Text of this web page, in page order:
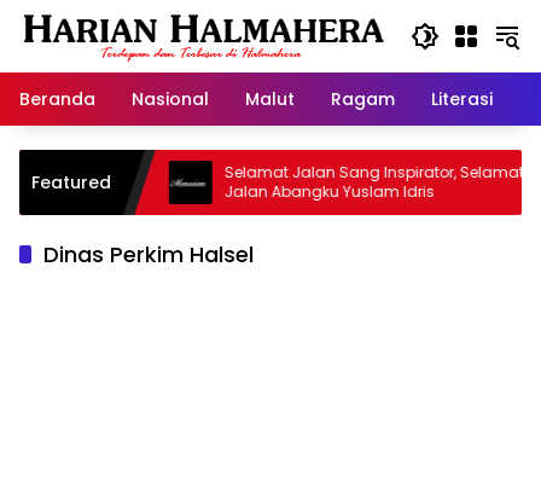
Langsung
Beranda
Nasional Malut Ragam Literasi
Featured
Warisan
Selamat Jalan Sang Inspirator, Selamat
Jalan Abangku Yuslam Idris
Dinas Perkim Halsel